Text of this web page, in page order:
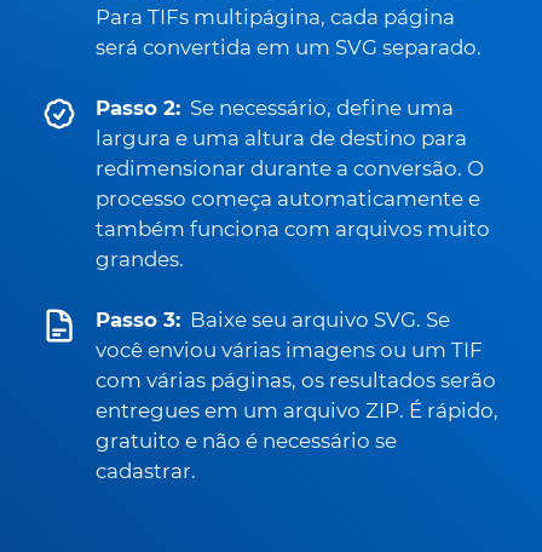
Para TIFs multipágina, cada página
será convertida em um SVG separado.
Passo 2: Se necessário, define uma
largura e uma altura de destino para
redimensionar durante a conversão. O
processo começa automaticamente e
também funciona com arquivos muito
grandes.
Passo 3: Baixe seu arquivo SVG. Se
você enviou várias imagens ou um TIF
com várias páginas, os resultados serão
entregues em um arquivo ZIP. É rápido,
gratuito e não é necessário se
cadastrar.